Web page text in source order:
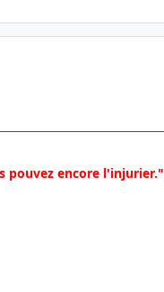
pouvez encore l'injurier."